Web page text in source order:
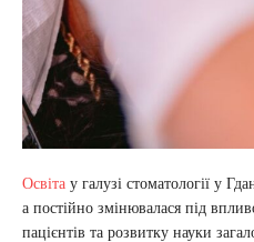
Освіта у галузі стоматології у
а постійно змінювалася під
пацієнтів та розвитку науки